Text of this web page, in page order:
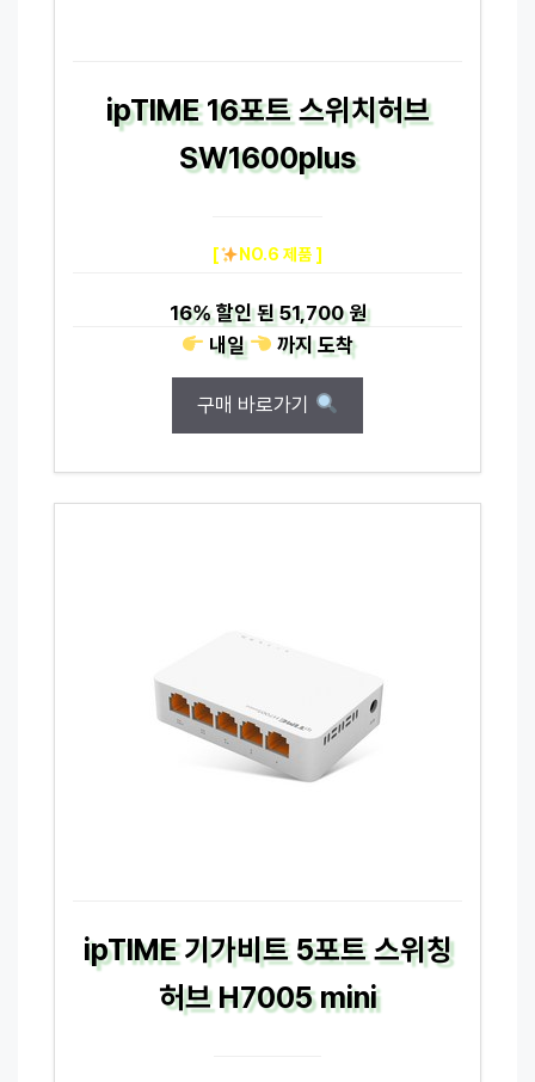
ipTIME 16포트 스위치허브
SW1600plus
[ NO.6 제품 ]
16%할인 된51,700 원
내일
까지도착
구매 바로가기
ipTIME 기가비트 5포트 스위칭
허브 H7005 mini